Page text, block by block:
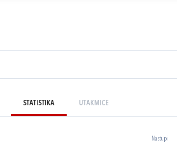
STATISTIKA UTAKMICE
Nastupi